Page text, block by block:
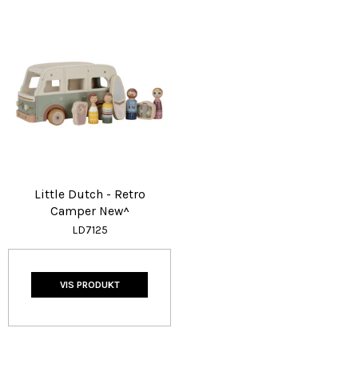
Little Dutch - Retro
Camper New^
LD7125
VIS PRODUKT